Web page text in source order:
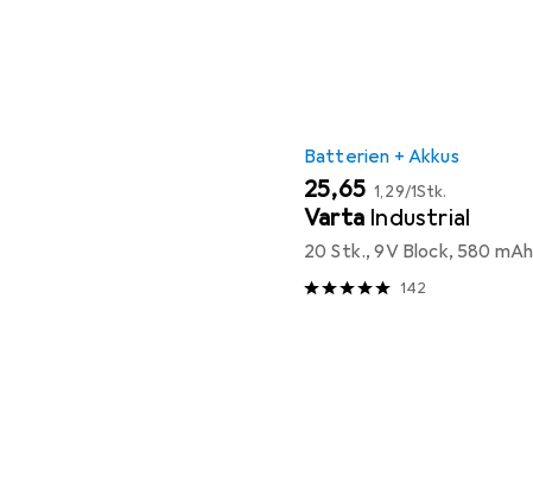
Batterien + Akkus
EUR
25,65 EUR
1,29/1Stk.
Varta Industrial
20 Stk., 9V Block, 580 mAh
142